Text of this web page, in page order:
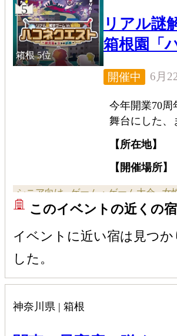
5
箱根 5位
リアル謎
箱根園「
ト-巨大龍
開催中 6月
今年開業70周
舞台にした、
で試練に挑
るリアル謎
根園内にあ
イ乗り場、芦
ら、謎を解き
イベントだ。
クティビティ
【所在地】
【開催場所】
シニア向け ゲーム・ゲーム大会 女
ファミリー向け 全般向け 体験・遊覧
このイベントの近くの宿
イベントに近い宿は見つ
した。
神奈川県 | 箱根